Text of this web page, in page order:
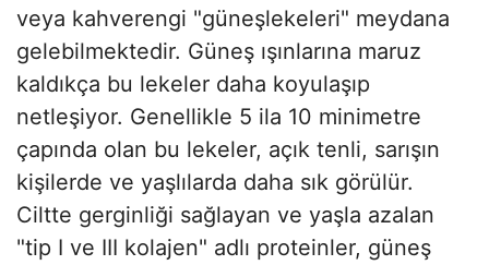
veya kahverengi "güneşlekeleri" meydana
gelebilmektedir. Güneş ışınlarına maruz
kaldıkça bu lekeler daha koyulaşıp
netleşiyor. Genellikle 5 ila 10 minimetre
çapında olan bu lekeler, açık tenli, sarışın
kişilerde ve yaşlılarda daha sık görülür.
Ciltte gerginliği sağlayan ve yaşla azalan
"tip I ve III kolajen" adlı proteinler, güneş